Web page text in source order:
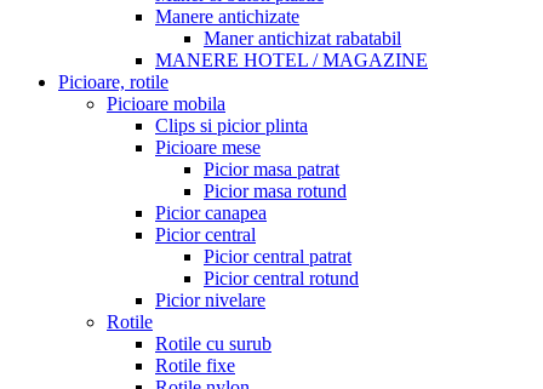
Manere antichizate
Maner antichizat rabatabil
MANERE HOTEL / MAGAZINE
Picioare, rotile
Picioare mobila
Clips si picior plinta
Picioare mese
Picior masa patrat
Picior masa rotund
Picior canapea
Picior central
Picior central patrat
Picior central rotund
Picior nivelare
Rotile
Rotile cu surub
Rotile fixe